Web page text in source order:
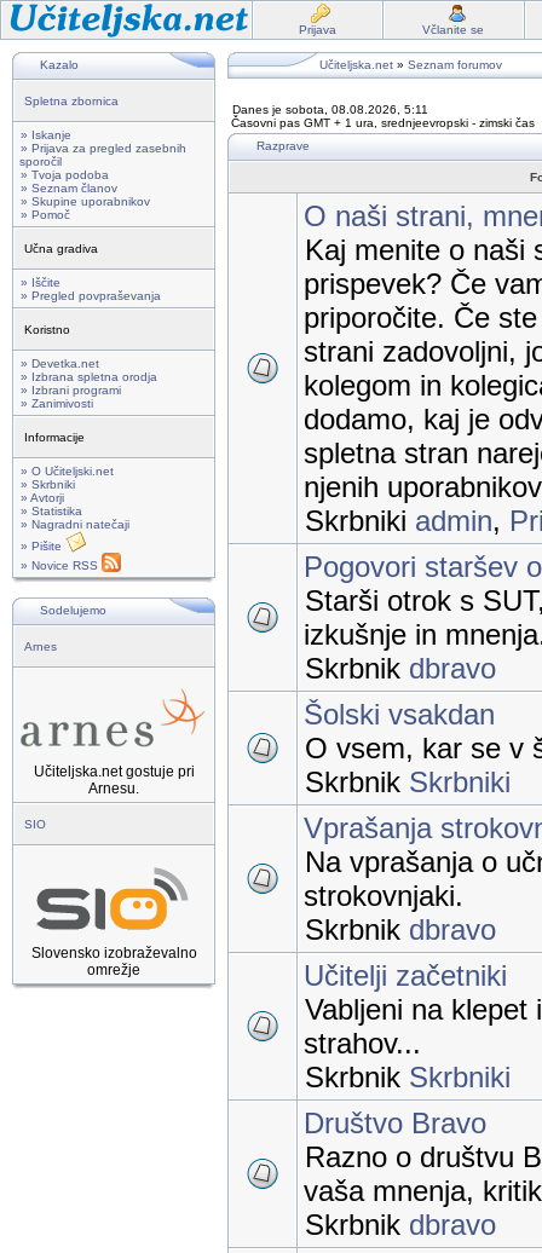
Prijava Včlanite se
Kazalo
Spletna zbornica
» Iskanje
» Prijava za pregled zasebnih
sporočil
» Tvoja podoba
» Seznam članov
» Skupine uporabnikov
» Pomoč
Učna gradiva
» Iščite
» Pregled povpraševanja
Koristno
» Devetka.net
» Izbrana spletna orodja
» Izbrani programi
» Zanimivosti
Informacije
» O Učiteljski.net
» Skrbniki
» Avtorji
» Statistika
» Nagradni natečaji
» Pišite
» Novice RSS
Sodelujemo
Arnes
Učiteljska.net gostuje pri
Arnesu.
SIO
Slovensko izobraževalno
omrežje
Učiteljska.net » Seznam forumov
Danes je sobota, 08.08.2026, 5:11
Časovni pas GMT + 1 ura, srednjeevropski - zimski čas
Razprave
O naši strani,
Kaj menite o naši
prispevek? Če
priporočite. Če
strani zadovoljni,
kolegom in
dodamo, kaj je
spletna stran
njenih
Skrbniki admin,
Pogovori staršev
Starši otrok s
izkušnje in
Skrbnik dbravo
Šolski vsakdan
O vsem, kar se v
Skrbnik Skrbniki
Vprašanja
Na vprašanja o
strokovnjaki.
Skrbnik dbravo
Učitelji začetniki
Vabljeni na klepet
strahov...
Skrbnik Skrbniki
Društvo Bravo
Razno o društvu
vaša mnenja,
Skrbnik dbravo